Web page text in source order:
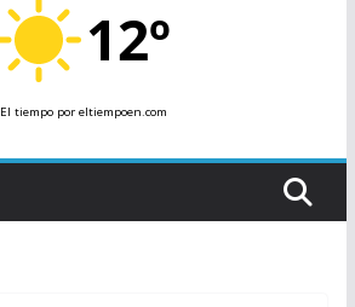
12º
El tiempopor eltiempoen.com